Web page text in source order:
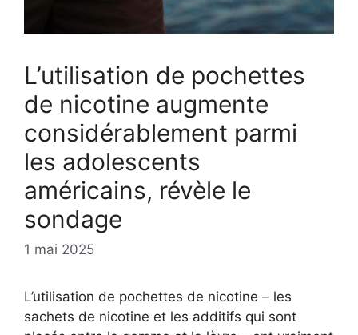
L’utilisation de pochettes
de nicotine augmente
considérablement parmi
les adolescents
américains, révèle le
sondage
1 mai 2025
L’utilisation de pochettes de nicotine – les
sachets de nicotine et les additifs qui sont